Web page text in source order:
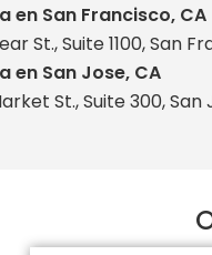
en San Francisco, CA
St., Suite 1100, San
en San Jose, CA
St., Suite 300, San